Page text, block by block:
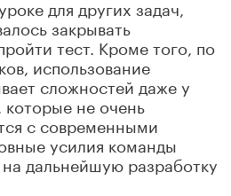
для других задач,
закрывать
тест. Кроме того, по
использование
сложностей даже у
не очень
с современными
усилия команды
дальнейшую разработку